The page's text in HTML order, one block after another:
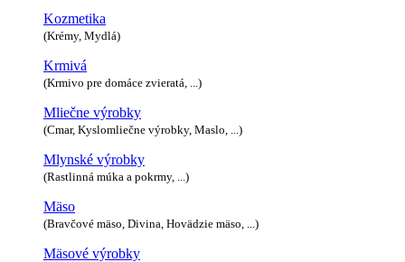
Kozmetika
(Krémy, Mydlá)
Krmivá
(Krmivo pre domáce zvieratá, ...)
Mliečne výrobky
(Cmar, Kyslomliečne výrobky, Maslo, ...)
Mlynské výrobky
(Rastlinná múka a pokrmy, ...)
Mäso
(Bravčové mäso, Divina, Hovädzie mäso, ...)
Mäsové výrobky